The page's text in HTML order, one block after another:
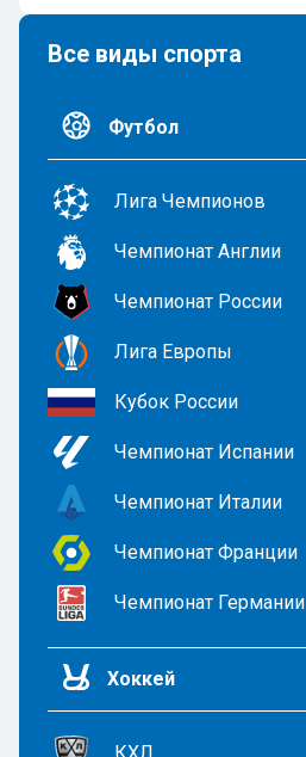
Все виды спорта
Футбол
Лига Чемпионов
Чемпионат Англии
Чемпионат России
Лига Европы
Кубок России
Чемпионат Испании
Чемпионат Италии
Чемпионат Франции
Чемпионат Германии
Хоккей
КХЛ